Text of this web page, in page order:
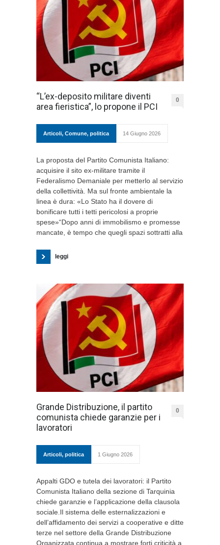
“L’ex-deposito militare diventi
area fieristica”, lo propone il PCI
0
Articoli, Comune, politica 14 Giugno 2026
La proposta del Partito Comunista Italiano:
acquisire il sito ex-militare tramite il
Federalismo Demaniale per metterlo al servizio
della collettività. Ma sul fronte ambientale la
linea è dura: «Lo Stato ha il dovere di
bonificare tutti i tetti pericolosi a proprie
spese»“Dopo anni di immobilismo e promesse
mancate, è tempo che quegli spazi sottratti alla
leggi
Grande Distribuzione, il partito
comunista chiede garanzie per i
lavoratori
0
Articoli, politica 1 Giugno 2026
Appalti GDO e tutela dei lavoratori: il Partito
Comunista Italiano della sezione di Tarquinia
chiede garanzie e l’applicazione della clausola
sociale.Il sistema delle esternalizzazioni e
dell’affidamento dei servizi a cooperative e ditte
terze nel settore della Grande Distribuzione
Organizzata continua a mostrare forti criticità a